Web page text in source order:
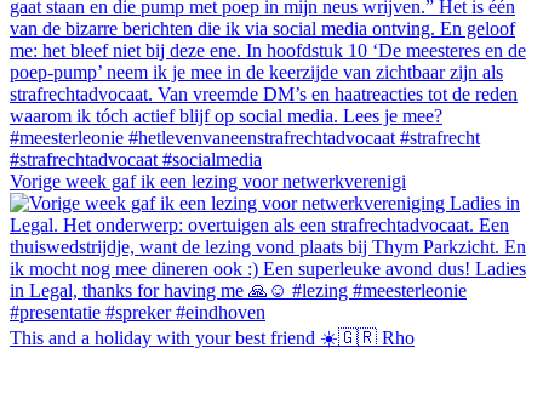
Vorige week gaf ik een lezing voor netwerkverenigi
This and a holiday with your best friend ☀️🇬🇷 Rho